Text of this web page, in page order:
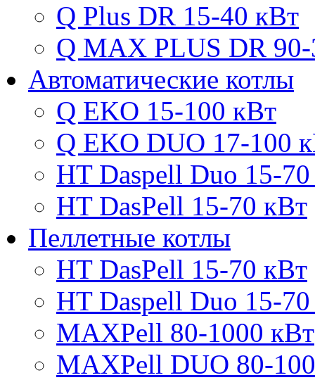
Q Plus DR 15-40 кВт
Q MAX PLUS DR
Автоматические котлы
Q EKO 15-100 кВт
Q EKO DUO 17-100
HT Daspell Duo 15-
HT DasPell 15-70 кВт
Пеллетные котлы
HT DasPell 15-70 кВт
HT Daspell Duo 15-
MAXPell 80-1000 кВт
MAXPell DUO 80-